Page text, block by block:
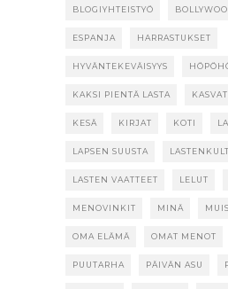
BLOGIYHTEISTYÖ
ESPANJA HARRASTUKSET
HYVÄNTEKEVÄISYYS
KAKSI PIENTÄ LASTA
KESÄ KIRJAT KOTI
LAPSEN SUUSTA
LASTEN VAATTEET LELUT
MENOVINKIT MINÄ
OMA ELÄMÄ OMAT MENOT
PUUTARHA PÄIVÄN ASU